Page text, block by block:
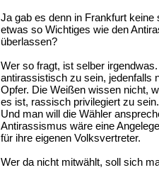
Ja gab es denn in Frankfurt
etwas so Wichtiges wie den
überlassen?
Wer so fragt, ist selber
antirassistisch zu sein, jedenfalls
Opfer. Die Weißen wissen nicht,
es ist, rassisch privilegiert zu
Und man will die Wähler
Antirassismus wäre eine
für ihre eigenen Volksvertreter.
Wer da nicht mitwählt, soll sich